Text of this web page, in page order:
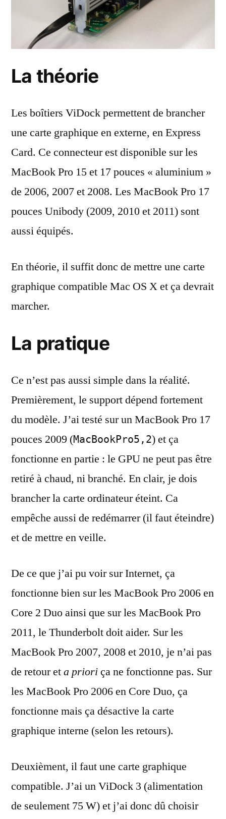
La théorie
Les boîtiers ViDock permettent de brancher
une carte graphique en externe, en Express
Card. Ce connecteur est disponible sur les
MacBook Pro 15 et 17 pouces « aluminium »
de 2006, 2007 et 2008. Les MacBook Pro 17
pouces Unibody (2009, 2010 et 2011) sont
aussi équipés.
En théorie, il suffit donc de mettre une carte
graphique compatible Mac OS X et ça devrait
marcher.
La pratique
Ce n’est pas aussi simple dans la réalité.
Premièrement, le support dépend fortement
du modèle. J’ai testé sur un MacBook Pro 17
pouces 2009 (MacBookPro5,2) et ça
fonctionne en partie : le GPU ne peut pas être
retiré à chaud, ni branché. En clair, je dois
brancher la carte ordinateur éteint. Ca
empêche aussi de redémarrer (il faut éteindre)
et de mettre en veille.
De ce que j’ai pu voir sur Internet, ça
fonctionne bien sur les MacBook Pro 2006 en
Core 2 Duo ainsi que sur les MacBook Pro
2011, le Thunderbolt doit aider. Sur les
MacBook Pro 2007, 2008 et 2010, je n’ai pas
de retour eta prioriça ne fonctionne pas. Sur
les MacBook Pro 2006 en Core Duo, ça
fonctionne mais ça désactive la carte
graphique interne (selon les retours).
Deuxièment, il faut une carte graphique
compatible. J’ai un ViDock 3 (alimentation
de seulement 75 W) et j’ai donc dû choisir